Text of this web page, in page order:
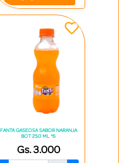
FANTA GASEOSA SABOR NARANJA
BOT 250 ML *6
Gs. 3.000